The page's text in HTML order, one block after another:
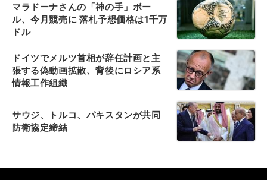
マラドーナさんの「神の手」ボー
ル、今月競売に 落札予想価格は1千万
ドル
ドイツでメルツ首相が辞任計画と主
張する偽動画拡散、背後にロシア系
情報工作組織
サウジ、トルコ、パキスタンが共同
防衛協定締結